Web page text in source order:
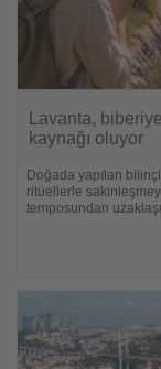
Sie
die
Nachrichten
Lavanta,
kaynağı oluyor
Doğada yapılan
ritüellerle
temposundan